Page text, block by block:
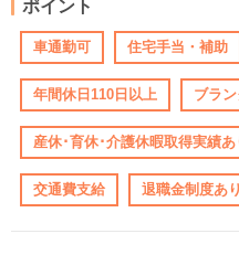
ポイント
車通勤可 住宅手当・補助
年間休日110日以上 ブラ
産休･育休･介護休暇取得実績あ
交通費支給 退職金制度あり